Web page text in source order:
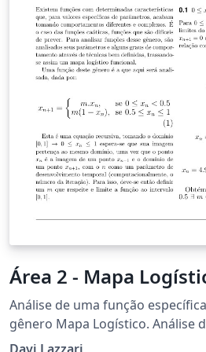
Área 2 - Mapa
Análise de uma função
gênero Mapa Logístico. Análise
validade do coeficiente (m) para